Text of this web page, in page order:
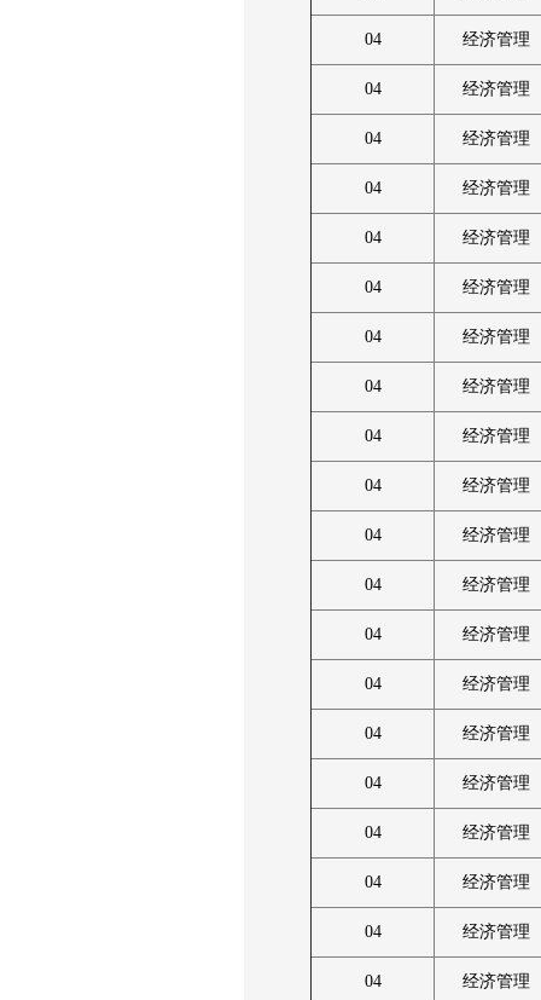
04 经济管理
04 经济管理
04 经济管理
04 经济管理
04 经济管理
04 经济管理
04 经济管理
04 经济管理
04 经济管理
04 经济管理
04 经济管理
04 经济管理
04 经济管理
04 经济管理
04 经济管理
04 经济管理
04 经济管理
04 经济管理
04 经济管理
04 经济管理